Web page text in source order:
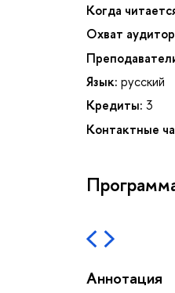
Когда
Охват
Язык: русский
Кредиты: 3
Контактные
Аннотация